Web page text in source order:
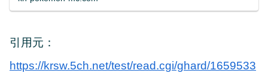
引用元：
https://krsw.5ch.net/test/read.cgi/ghard/1659533